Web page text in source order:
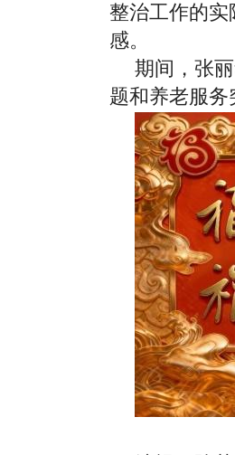
整治工作的
感。
期间，张
题和养老服